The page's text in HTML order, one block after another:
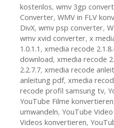
kostenlos, wmv 3gp
Converter, WMV in FLV
DivX, wmv psp converter,
wmv xvid converter, x
1.0.1.1 , xmedia recode
download, xmedia recode
2.2.7.7, xmedia recode
anleitung pdf, xmedia
recode profil samsung tv,
YouTube Filme konvertieren
umwandeln, YouTube
Videos konvertieren,